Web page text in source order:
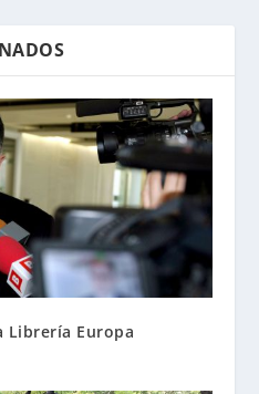
Librería Europa